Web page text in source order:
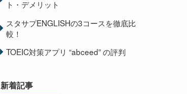
ト・デメリット
スタサプENGLISHの3コースを徹底比
較！
TOEIC対策アプリ “abceed” の評判
新着記事